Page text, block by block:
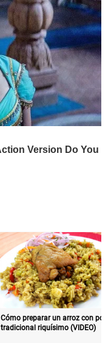
Cómo preparar un arroz con pollo
tradicional riquísimo (VIDEO)